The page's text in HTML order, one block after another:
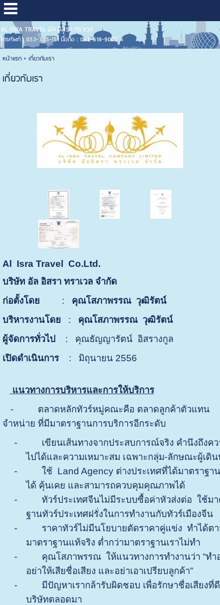
AL ISRA TRAVEL อัล อิสรา ทราเวล
โทรศัพท์ : 053-335-151 มือถือ : 085-618-9009
หน้าแรก> เกี่ยวกับเรา
เกี่ยวกับเรา
Al Isra Travel Co.Ltd.
บริษัท อัล อิสรา ทราเวล จำกัด
ก่อตั้งโดย : คุณโสภาพรรณ วุฒิรัตน์
บริหารงานโดย : คุณโสภาพรรณ วุฒิรัตน์
ผู้จัดการทั่วไป : คุณธัญญารัตน์ อิสรางกูล
เปิดดำเนินการ: มิถุนายน 2556
แนวทางการบริหารและการให้บริการ
-
ตลาดหลักทัวร์หมู่คณะคือ ตลาดลูกค้าตัวแทน
จำหน่าย ที่มีมาตราฐานการบริการอีกระดับ
-
เขียนเส้นทางจากประสบการณ์จริง คำนึงถึงค
ไปได้และความเหมาะสม เฉพาะกลุ่ม-ลักษณะผู้เดิน
-
ใช้ Land Agency ต่างประเทศที่ได้มาตราฐา
ได้ คุ้นเคย และสามารถควบคุมคุณภาพได้
-
ทัวร์ประเทศจีนไม่มีระบบซื้อค่าหัวส่งต่อ ใช้มา
ฐานทัวร์ประเทศฝรั่งในการทำงานกับทัวร์เมืองจีน
-
ราคาทัวร์ไม่มีนโยบายตัดราคาคู่แข่ง ทำได้ต
มาตราฐานแท้จริง ต่ำกว่ามาตราฐานเราไม่ทำ
-
คุณโสภาพรรณ ให้แนวทางการทำงานว่า “ทำ
อย่าให้เสียชื่อเสียง และอย่าเอาเปรียบลูกค้า”
-
มีปัญหาเรากล้ารับผิดชอบ เพื่อรักษาชื่อเสียงที่
บริษัทตลอดมา